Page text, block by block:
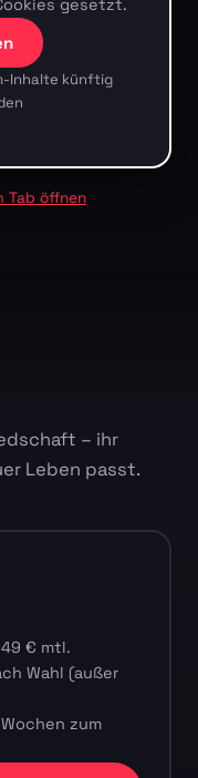
gesetzt.
Inhalte künftig
Tab öffnen
– ihr
Leben passt.
49 € mtl.
Wahl (außer
zum